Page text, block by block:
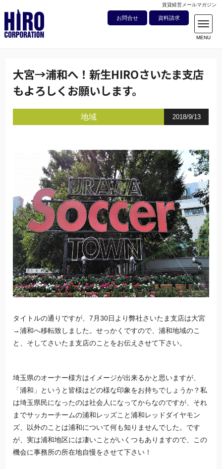
賃貸経営メールマガジン
お問合せ 資料請求
大宮→浦和へ！新生HIROさいたま支店
もよろしくお願いします。
地域 2018/9/13
タイトルの通りですが、7月30日より弊社さいたま支店は大宮
→浦和へ移転致しました。せっかくですので、浦和地域のこ
と、そしてさいたま支店のことをお伝えさせて下さい。
埼玉県のオーナー様方はイメージが出来るかと思いますが、
「浦和」というと皆様はどの様な印象をお持ちでしょうか？私
は埼玉県民になったのは社会人になってからなのですが、それ
までサッカーチームの浦和レッズこと浦和レッドダイヤモン
ズ、以外のことは浦和について何も知りませんでした。です
が、実は浦和地区には凄いことがいくつもありますので、この
機会に事務所の所在地自慢をさせて下さい！